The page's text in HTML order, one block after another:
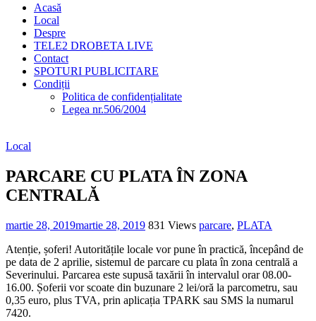
Acasă
Local
Despre
TELE2 DROBETA LIVE
Contact
SPOTURI PUBLICITARE
Condiții
Politica de confidențialitate
Legea nr.506/2004
Local
PARCARE CU PLATA ÎN ZONA
CENTRALĂ
martie 28, 2019martie 28, 2019 831 Views parcare, PLATA
Atenție, șoferi! Autoritățile locale vor pune în practică, începând de
pe data de 2 aprilie, sistemul de parcare cu plata în zona centrală a
Severinului. Parcarea este supusă taxării în intervalul orar 08.00-
16.00. Șoferii vor scoate din buzunare 2 lei/oră la parcometru, sau
0,35 euro, plus TVA, prin aplicația TPARK sau SMS la numarul
7420.